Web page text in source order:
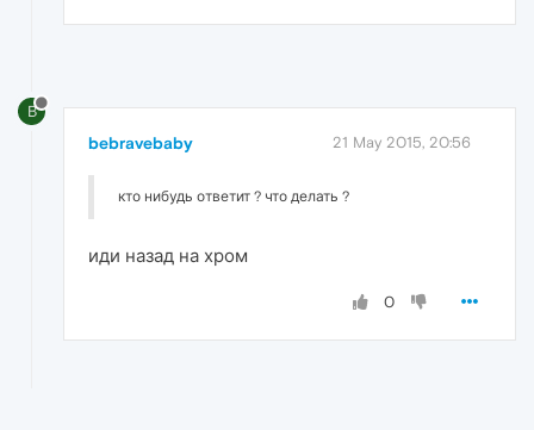
B
bebravebaby 21 May 2015, 20:56
кто нибудь ответит ? что делать ?
иди назад на хром
0